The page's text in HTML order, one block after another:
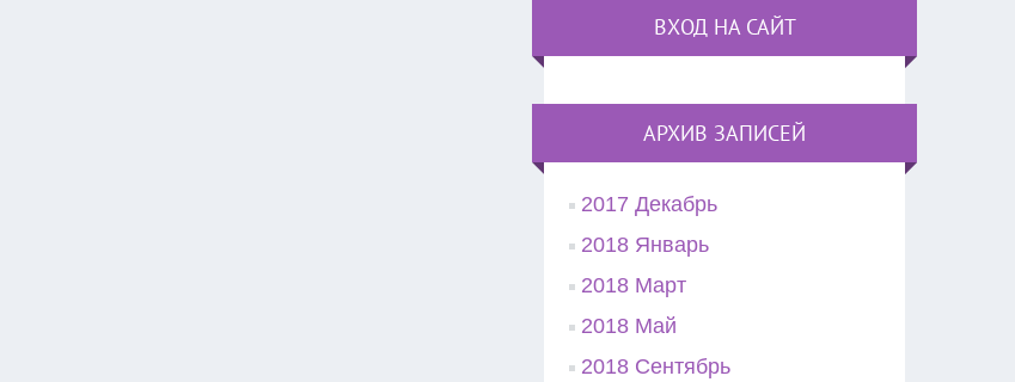
ВХОД НА САЙТ
АРХИВ ЗАПИСЕЙ
2017 Декабрь
2018 Январь
2018 Март
2018 Май
2018 Сентябрь